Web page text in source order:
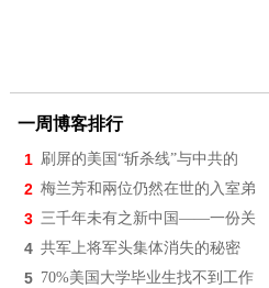
一周博客排行
1 刷屏的美国“斩杀线”与中共的
2 梅兰芳和兩位仍然在世的入室弟
3 三千年未有之新中国——一份关
4 共军上将军头集体消失的秘密
5 70%美国大学毕业生找不到工作